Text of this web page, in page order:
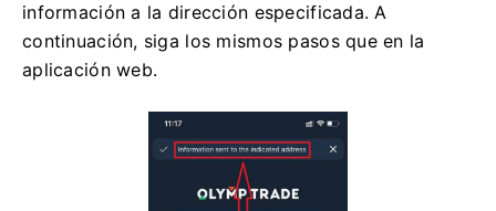
información a la dirección especificada. A
continuación, siga los mismos pasos que en la
aplicación web.